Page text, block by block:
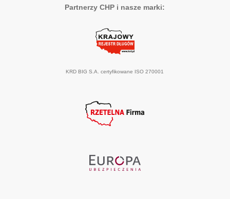
Partnerzy CHP i nasze marki:
KRD BIG S.A. certyfikowane ISO 270001